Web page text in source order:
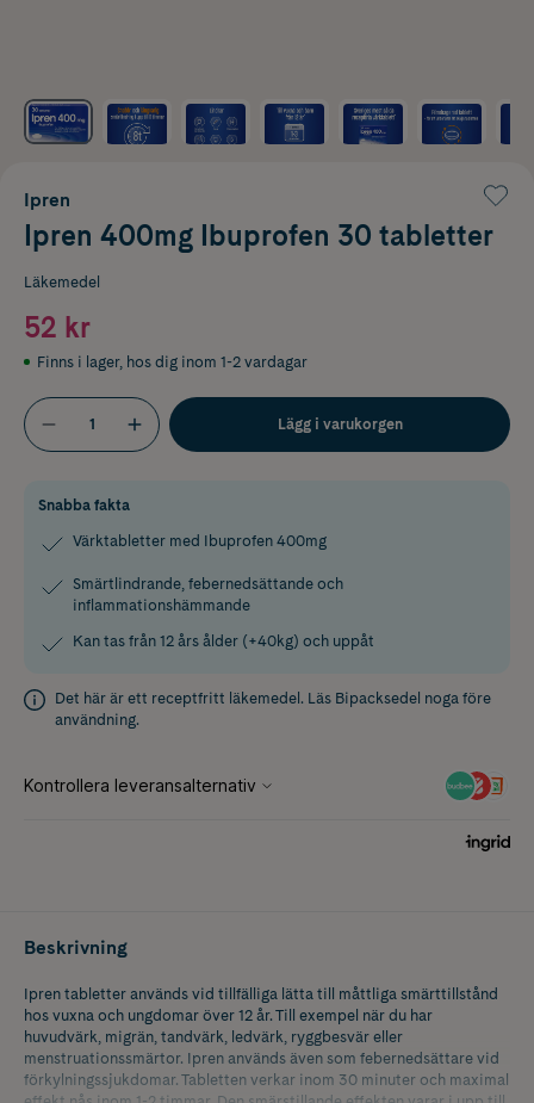
Ipren
Ipren 400mg Ibuprofen 30 tabletter
Läkemedel
52 kr
Finns i lager, hos dig inom 1-2 vardagar
Lägg i varukorgen
Snabba fakta
Värktabletter med Ibuprofen 400mg
Smärtlindrande, febernedsättande och
inflammationshämmande
Kan tas från 12 års ålder (+40kg) och uppåt
Det här är ett receptfritt läkemedel. Läs Bipacksedel noga före
användning.
Beskrivning
Ipren tabletter används vid tillfälliga lätta till måttliga smärttillstånd
hos vuxna och ungdomar över 12 år. Till exempel när du har
huvudvärk, migrän, tandvärk, ledvärk, ryggbesvär eller
menstruationssmärtor. Ipren används även som febernedsättare vid
förkylningssjukdomar. Tabletten verkar inom 30 minuter och maximal